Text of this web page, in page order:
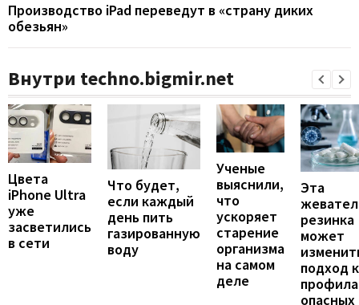
Производство iPad переведут в «страну диких
обезьян»
Внутри techno.bigmir.net
Цвета
iPhone Ultra
уже
засветились
в сети
Что будет,
если каждый
день пить
газированную
воду
Ученые
выяснили,
что
ускоряет
старение
организма
на самом
деле
Эта
резинка
может
подход к
опасных